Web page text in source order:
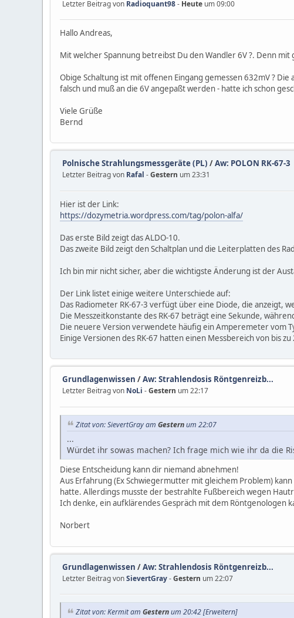
Letzter Beitrag von Radioquant98- Heute um 09:00
Hallo Andreas,
Mit welcher Spannung betreibst Du den Wandler 6V ?. Denn
Obige Schaltung ist mit offenen Eingang gemessen 632mV ?
falsch und muß an die 6V angepaßt werden - hatte ich schon
Viele Grüße
Bernd
Polnische Strahlungsmessgeräte (PL) /Aw: POLON RK-67-3
Letzter Beitrag von Rafal -Gestern um 23:31
Hier ist der Link:
https://dozymetria.wordpress.com/tag/polon-alfa/
Das erste Bild zeigt das ALDO-10.
Das zweite Bild zeigt den Schaltplan und die Leiterplatten des
Ich bin mir nicht sicher, aber die wichtigste Änderung ist der
Der Link listet einige weitere Unterschiede auf:
Das Radiometer RK-67-3 verfügt über eine Diode, die anzeigt,
Die Messzeitkonstante des RK-67 beträgt eine Sekunde,
Die neuere Version verwendete häufig ein Amperemeter vom
Einige Versionen des RK-67 hatten einen Messbereich von bis
Grundlagenwissen /Aw: Strahlendosis Röntgenreizb...
Letzter Beitrag von NoLi -Gestern um 22:17
Zitat von: SievertGray am Gesternum 22:07
...
Würdet ihr sowas machen? Ich frage mich wie ihr da die
Diese Entscheidung kann dir niemand abnehmen!
Aus Erfahrung (Ex Schwiegermutter mit gleichem Problem)
hatte. Allerdings musste der bestrahlte Fußbereich wegen
Ich denke, ein aufklärendes Gespräch mit dem Röntgenologen
Norbert
Grundlagenwissen /Aw: Strahlendosis Röntgenreizb...
Letzter Beitrag vonSievertGray-Gestern um 22:07
Zitat von: Kermit am Gesternum 20:42[Erweitern]